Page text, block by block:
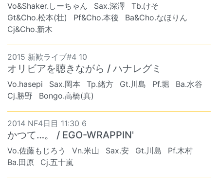
Vo&Shaker.しーちゃん Sax.深澤
Tb.けそ
Gt&Cho.松本(壮)
Pf&Cho.本後
Ba&Cho.なほりん
Cj&Cho.新木
2015 新歓ライブ#4 10
オリビアを聴きながら / ハナレグミ
Vo.hasepi Sax.岡本 Tp.緒方 Gt.川島 Pf.堀
Ba.水谷
Cj.勝野
Bongo.高橋(真)
2014 NF4日目 11:30 6
かつて…。 / EGO-WRAPPIN'
Vo.佐藤もじろう Vn.米山 Sax.安 Gt.川島
Pf.木村
Ba.田原
Cj.五十嵐